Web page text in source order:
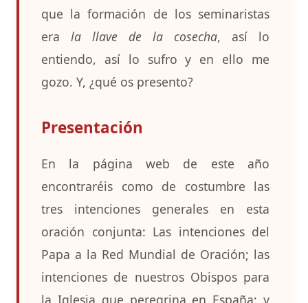
que la formación de los seminaristas
era la llave de la cosecha, así lo
entiendo, así lo sufro y en ello me
gozo. Y, ¿qué os presento?
Presentación
En la página web de este año
encontraréis como de costumbre las
tres intenciones generales en esta
oración conjunta: Las intenciones del
Papa a la Red Mundial de Oración; las
intenciones de nuestros Obispos para
la Iglesia que peregrina en España; y